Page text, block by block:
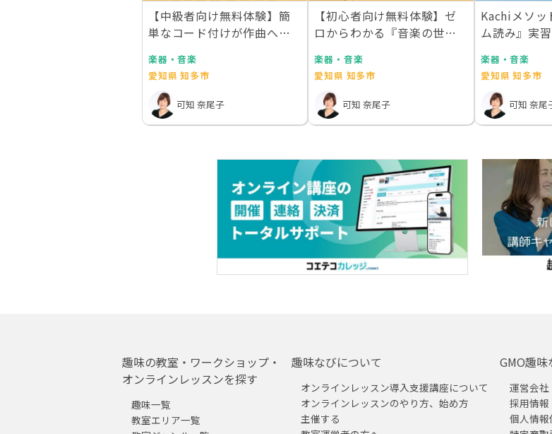
【中級者向け無料体験】簡
単なコード付けが作曲へと
楽器・音楽
愛知県 知多市
可知 奈尾子
【初心者向け無料体験】ゼ
ロからわかる『音楽の世界
楽器・音楽
愛知県 知多市
可知 奈尾子
Kachiメソッ
ム読み』実
楽器・音楽
愛知県 知多市
可知 奈尾
趣味の教室・ワークショップ・
オンラインレッスンを探す
趣味一覧
教室エリア一覧
趣味なびについて
オンラインレッスン導入支援講座について
オンラインレッスンのやり方、始め方
主催する
GMO趣
運営会社
採用情報
個人情報